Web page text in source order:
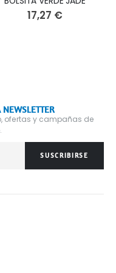
17,27 €
ofertas y campañas de
SUSCRIBIRSE